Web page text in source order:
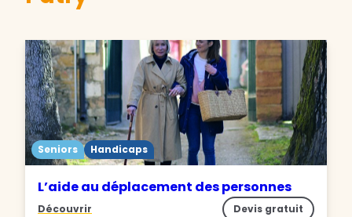
Seniors Handicaps
L’aide au déplacement des personnes
Découvrir Devis gratuit